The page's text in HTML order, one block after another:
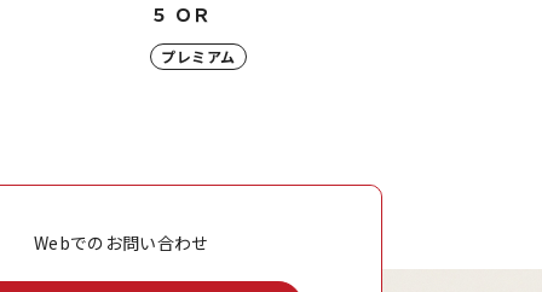
５ ＯＲ
プレミアム
Webでのお問い合わせ